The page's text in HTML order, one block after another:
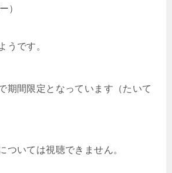
）
うです。
期間限定となっています（たいて
ついては視聴できません。